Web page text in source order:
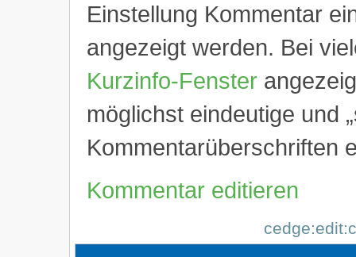
Einstellung Kommentar
angezeigt werden. Bei
Kurzinfo-Fenster
möglichst eindeutige und
Kommentarüberschriften
Kommentar editieren